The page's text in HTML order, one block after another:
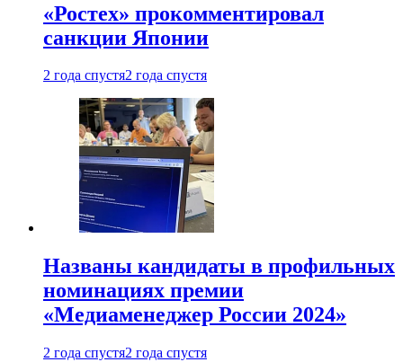
«Ростех» прокомментировал
санкции Японии
2 года спустя2 года спустя
Названы кандидаты в профильных
номинациях премии
«Медиаменеджер России 2024»
2 года спустя2 года спустя